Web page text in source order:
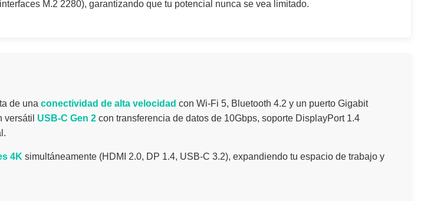
M.2 2280), garantizando que tu potencial nunca se vea limitado.
de una conectividad de alta velocidad con Wi-Fi 5, Bluetooth 4.2 y un puerto Gigabit
versátil USB-C Gen 2 con transferencia de datos de 10Gbps, soporte DisplayPort 1.4
4K simultáneamente (HDMI 2.0, DP 1.4, USB-C 3.2), expandiendo tu espacio de trabajo y